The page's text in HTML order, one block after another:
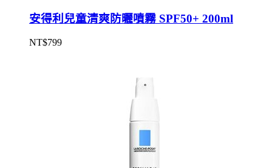
安得利兒童清爽防曬噴霧 SPF50+ 200ml
NT$799